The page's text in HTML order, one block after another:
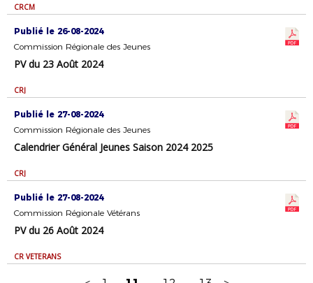
CRCM
Publié le 26-08-2024
Commission Régionale des Jeunes
PV du 23 Août 2024
CRJ
Publié le 27-08-2024
Commission Régionale des Jeunes
Calendrier Général Jeunes Saison 2024 2025
CRJ
Publié le 27-08-2024
Commission Régionale Vétérans
PV du 26 Août 2024
CR VETERANS